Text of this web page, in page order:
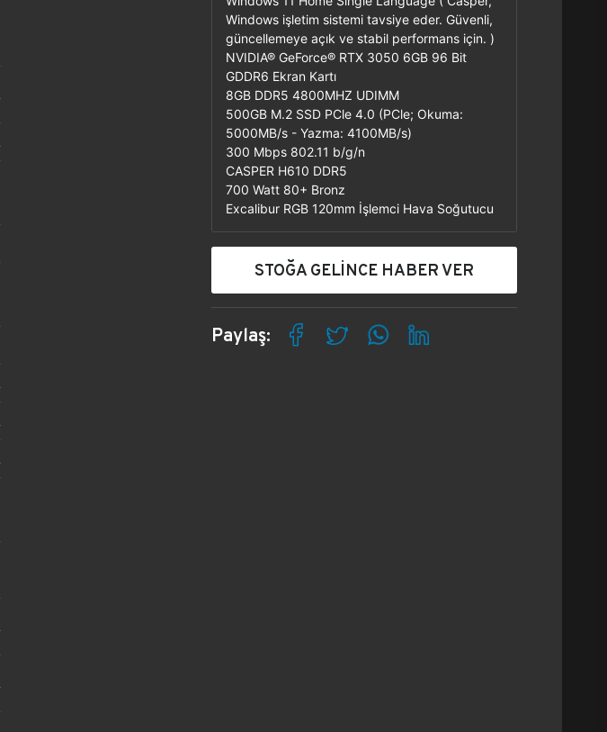
Windows işletim sistemi tavsiye eder. Güvenli,
güncellemeye açık ve stabil performans için. )
NVIDIA® GeForce® RTX 3050 6GB 96 Bit
GDDR6 Ekran Kartı
8GB DDR5 4800MHZ UDIMM
500GB M.2 SSD PCle 4.0 (PCle; Okuma:
5000MB/s - Yazma: 4100MB/s)
300 Mbps 802.11 b/g/n
CASPER H610 DDR5
700 Watt 80+ Bronz
Excalibur RGB 120mm İşlemci Hava Soğutucu
STOĞA GELİNCE HABER VER
Paylaş: